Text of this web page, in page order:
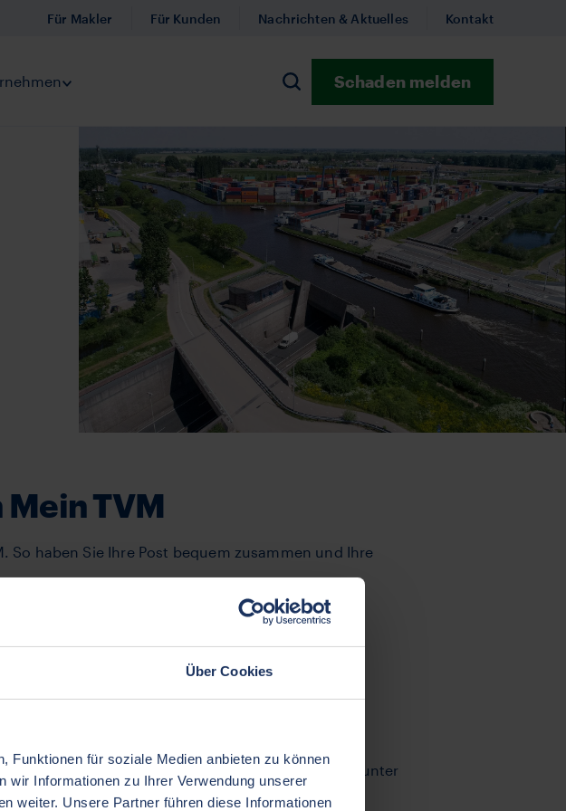
Über Cookies
Funktionen für soziale Medien anbieten zu können
wir Informationen zu Ihrer Verwendung unserer
weiter. Unsere Partner führen diese Informationen
EmissionSubmenu Unternehmen
Suchen
Schaden melden
Für Makler Für Kunden Nachrichten & Aktuelles Kontakt
TVM
So haben Sie Ihre Post bequem zusammen und Ihre
angepasst.Bitte klicken Siehier fur die aktuellen
laden Sie diese mit Ihrer Versicherungspolice herunter